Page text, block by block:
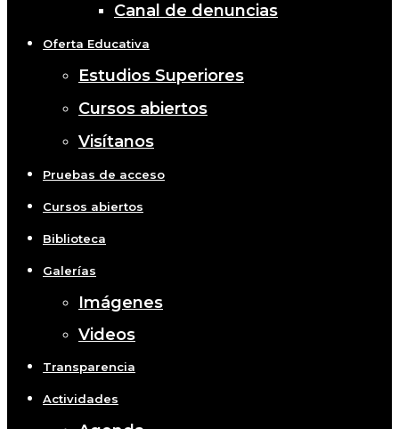
Canal de denuncias
Oferta Educativa
Estudios Superiores
Cursos abiertos
Visítanos
Pruebas de acceso
Cursos abiertos
Biblioteca
Galerías
Imágenes
Videos
Transparencia
Actividades